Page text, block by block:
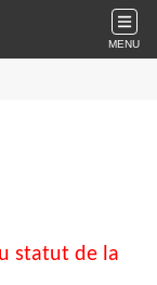
MENU
statut de la